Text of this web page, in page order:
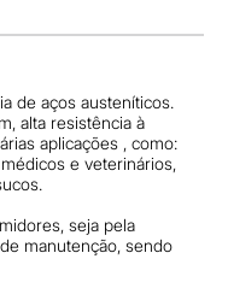
de aços austeníticos.
alta resistência à
aplicações , como:
e veterinários,
seja pela
manutenção, sendo